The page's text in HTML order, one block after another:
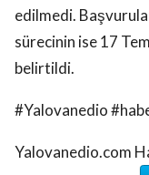
edilmedi.
sürecinin ise 17
belirtildi.
#Yalovanedio
Yalovanedio.com